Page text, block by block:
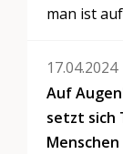
man ist
ins
setzt sich
mit der
17.04.2024
Auf
setzt sich